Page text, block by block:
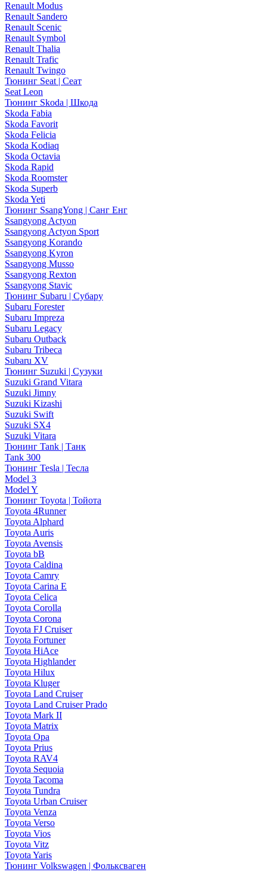
Renault Modus
Renault Sandero
Renault Scenic
Renault Symbol
Renault Thalia
Renault Trafic
Renault Twingo
Тюнинг Seat | Сеат
Seat Leon
Тюнинг Skoda | Шкода
Skoda Fabia
Skoda Favorit
Skoda Felicia
Skoda Kodiaq
Skoda Octavia
Skoda Rapid
Skoda Roomster
Skoda Superb
Skoda Yeti
Тюнинг SsangYong | Санг Енг
Ssangyong Actyon
Ssangyong Actyon Sport
Ssangyong Korando
Ssangyong Kyron
Ssangyong Musso
Ssangyong Rexton
Ssangyong Stavic
Тюнинг Subaru | Субару
Subaru Forester
Subaru Impreza
Subaru Legacy
Subaru Outback
Subaru Tribeca
Subaru XV
Тюнинг Suzuki | Сузуки
Suzuki Grand Vitara
Suzuki Jimny
Suzuki Kizashi
Suzuki Swift
Suzuki SX4
Suzuki Vitara
Тюнинг Tank | Танк
Tank 300
Тюнинг Tesla | Тесла
Model 3
Model Y
Тюнинг Toyota | Тойота
Toyota 4Runner
Toyota Alphard
Toyota Auris
Toyota Avensis
Toyota bB
Toyota Caldina
Toyota Camry
Toyota Carina E
Toyota Celica
Toyota Corolla
Toyota Corona
Toyota FJ Cruiser
Toyota Fortuner
Toyota HiAce
Toyota Highlander
Toyota Hilux
Toyota Kluger
Toyota Land Cruiser
Toyota Land Cruiser Prado
Toyota Mark II
Toyota Matrix
Toyota Opa
Toyota Prius
Toyota RAV4
Toyota Sequoia
Toyota Tacoma
Toyota Tundra
Toyota Urban Cruiser
Toyota Venza
Toyota Verso
Toyota Vios
Toyota Vitz
Toyota Yaris
Тюнинг Volkswagen | Фольксваген